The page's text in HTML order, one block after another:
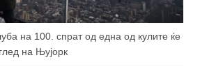
на 100. спрат од една од кулите ќе
на Њујорк